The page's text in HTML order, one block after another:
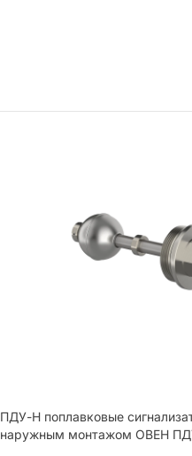
ПДУ-Н поплавковые
наружным монтажом ОВЕН